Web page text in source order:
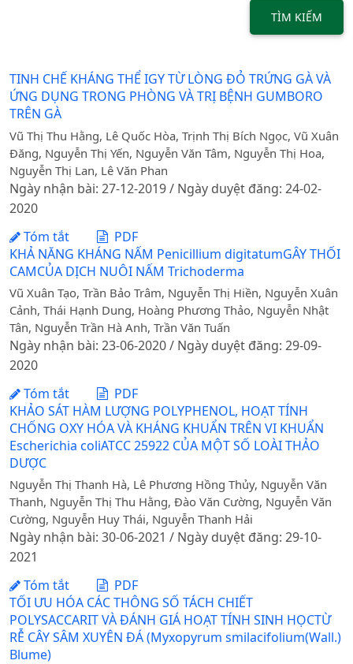
TÌM KIẾM
TINH CHẾ KHÁNG THỂ IGY TỪ LÒNG ĐỎ TRỨNG GÀ VÀ
ỨNG DỤNG TRONG PHÒNG VÀ TRỊ BỆNH GUMBORO
TRÊN GÀ
Vũ Thị Thu Hằng, Lê Quốc Hòa, Trịnh Thị Bích Ngọc, Vũ Xuân
Đăng, Nguyễn Thị Yến, Nguyễn Văn Tâm, Nguyễn Thị Hoa,
Nguyễn Thị Lan, Lê Văn Phan
Ngày nhận bài: 27-12-2019 / Ngày duyệt đăng: 24-02-
2020
Tóm tắt
PDF
KHẢ NĂNG KHÁNG NẤM Penicillium digitatumGÂY THỐI
CAMCỦA DỊCH NUÔI NẤM Trichoderma
Vũ Xuân Tạo, Trần Bảo Trâm, Nguyễn Thị Hiền, Nguyễn Xuân
Cảnh, Thái Hạnh Dung, Hoàng Phương Thảo, Nguyễn Nhật
Tân, Nguyễn Trần Hà Anh, Trần Văn Tuấn
Ngày nhận bài: 23-06-2020 / Ngày duyệt đăng: 29-09-
2020
Tóm tắt
PDF
KHẢO SÁT HÀM LƯỢNG POLYPHENOL, HOẠT TÍNH
CHỐNG OXY HÓA VÀ KHÁNG KHUẨN TRÊN VI KHUẨN
Escherichia coliATCC 25922 CỦA MỘT SỐ LOÀI THẢO
DƯỢC
Nguyễn Thị Thanh Hà, Lê Phương Hồng Thủy, Nguyễn Văn
Thanh, Nguyễn Thị Thu Hằng, Đào Văn Cường, Nguyễn Văn
Cường, Nguyễn Huy Thái, Nguyễn Thanh Hải
Ngày nhận bài: 30-06-2021 / Ngày duyệt đăng: 29-10-
2021
Tóm tắt
PDF
TỐI ƯU HÓA CÁC THÔNG SỐ TÁCH CHIẾT
POLYSACCARIT VÀ ĐÁNH GIÁ HOẠT TÍNH SINH HỌCTỪ
RỄ CÂY SÂM XUYÊN ĐÁ (Myxopyrum smilacifolium(Wall.)
Blume)